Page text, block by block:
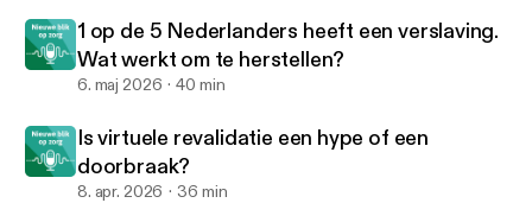
1 op de 5 Nederlanders heeft een verslaving.
Wat werkt om te herstellen?
6. maj 2026 40 min
Is virtuele revalidatie een hype of een
doorbraak?
8. apr. 2026 36 min